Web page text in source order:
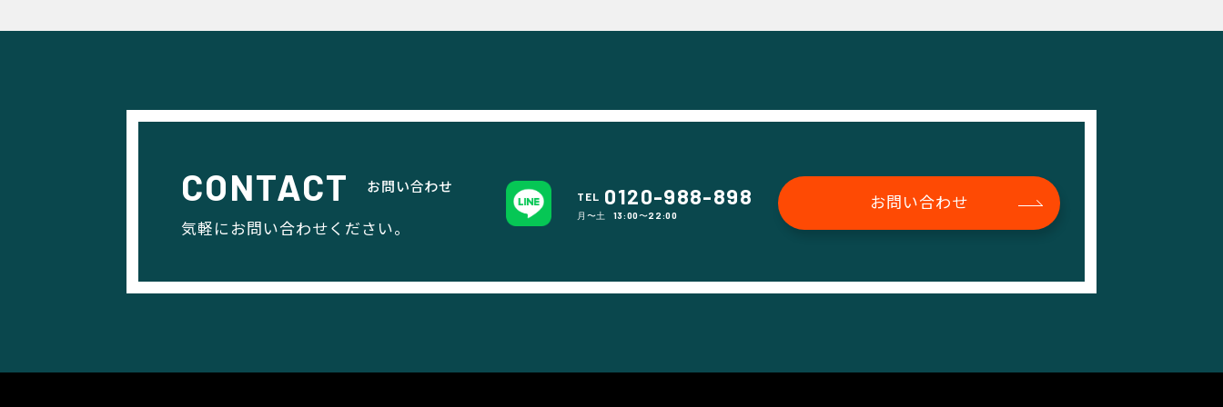
CONTACT お問い合わせ
気軽にお問い合わせください。
TEL 0120-988-898
月〜土 13:00〜22:00
お問い合わせ